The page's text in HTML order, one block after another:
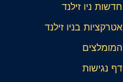
חדשות ניו זילנד
אטרקציות בניו זילנד
המומלצים
דף נגישות